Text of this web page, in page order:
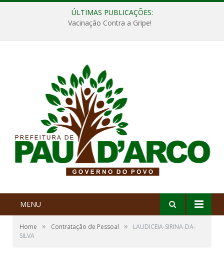
ÚLTIMAS PUBLICAÇÕES:
Vacinação Contra a Gripe!
MENU
Home » Contratação de Pessoal »
LAUDICEIA-SIRINA-DA-
SILVA